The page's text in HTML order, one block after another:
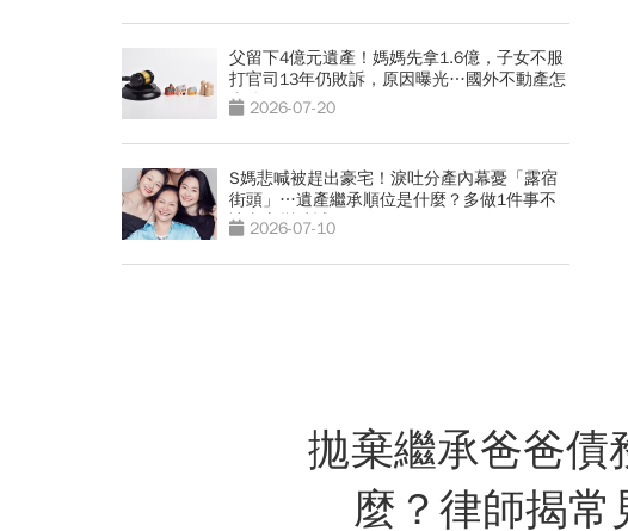
父留下4億元遺產！媽媽先拿1.6億，子女不服
打官司13年仍敗訴，原因曝光…國外不動產怎
麼分？
2026-07-20
S媽悲喊被趕出豪宅！淚吐分產內幕憂「露宿
街頭」…遺產繼承順位是什麼？多做1件事不
讓孝心變缺憾
2026-07-10
拋棄繼承爸爸債
麼？律師揭